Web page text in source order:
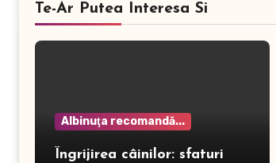
Te-Ar Putea Interesa Si
Albinuţa recomandă...
Îngrijirea câinilor: sfaturi